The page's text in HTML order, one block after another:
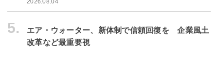
2026.08.04
5.
エア・ウォーター、新体制で信頼回復を 企業風土
改革など最重要視